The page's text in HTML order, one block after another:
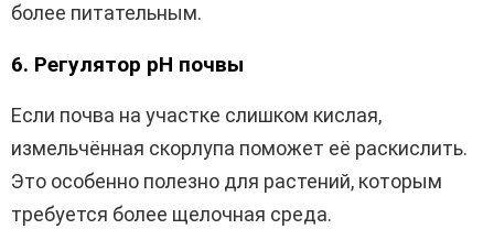
более питательным.
6. Регулятор pH почвы
Если почва на участке слишком кислая,
измельчённая скорлупа поможет её раскислить.
Это особенно полезно для растений, которым
требуется более щелочная среда.